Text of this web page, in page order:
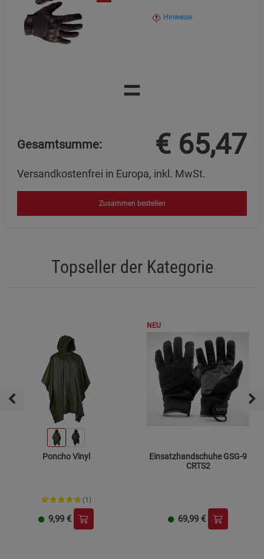
Hinweise
=
Gesamtsumme: € 65,47
Versandkostenfrei in Europa, inkl. MwSt.
Zusammen bestellen
Topseller der Kategorie
Poncho Vinyl
(1)
9,99 €
NEU
Einsatzhandschuhe GSG-9
CRTS2
69,99 €
Marketing Cookies (3)
Beschreibung Marketing Cookies
Datenschutzerklärung